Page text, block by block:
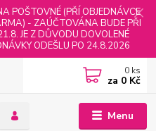
POŠTOVNÉ (PŘÍ OBJEDNÁVCE
- ZAÚČTOVÁNA BUDE PŘI
JE Z DŮVODU DOVOLENÉ
ODEŠLU PO 24.8.2026
Menu
0 ks
za 0 Kč